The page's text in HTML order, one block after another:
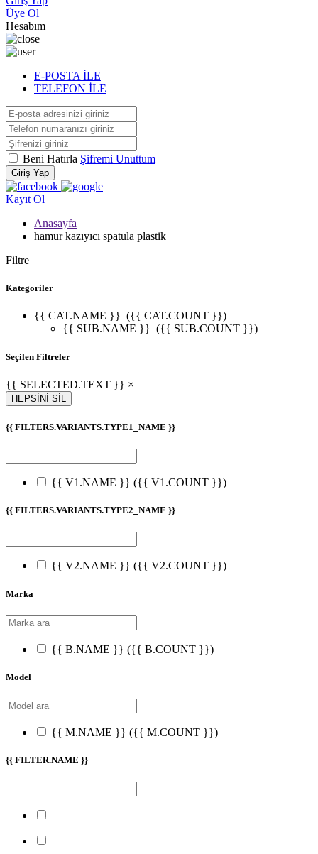
Üye Ol
Hesabım
E-POSTA İLE
TELEFON İLE
Beni Hatırla Şifremi Unuttum
Giriş Yap
Kayıt Ol
Anasayfa
hamur kazıyıcı spatula plastik
Filtre
Kategoriler
{{ CAT.NAME }} ({{ CAT.COUNT }})
{{ SUB.NAME }} ({{ SUB.COUNT }})
Seçilen Filtreler
{{ SELECTED.TEXT }} ×
HEPSİNİ SİL
{{ FILTERS.VARIANTS.TYPE1_NAME }}
{{ V1.NAME }} ({{ V1.COUNT }})
{{ FILTERS.VARIANTS.TYPE2_NAME }}
{{ V2.NAME }} ({{ V2.COUNT }})
Marka
{{ B.NAME }} ({{ B.COUNT }})
Model
{{ M.NAME }} ({{ M.COUNT }})
{{ FILTER.NAME }}